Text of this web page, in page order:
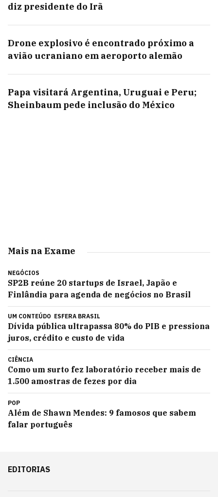
diz presidente do Irã
Drone explosivo é encontrado próximo a
avião ucraniano em aeroporto alemão
Papa visitará Argentina, Uruguai e Peru;
Sheinbaum pede inclusão do México
Mais na Exame
NEGÓCIOS
SP2B reúne 20 startups de Israel, Japão e
Finlândia para agenda de negócios no Brasil
UM CONTEÚDO ESFERA BRASIL
Dívida pública ultrapassa 80% do PIB e pressiona
juros, crédito e custo de vida
CIÊNCIA
Como um surto fez laboratório receber mais de
1.500 amostras de fezes por dia
POP
Além de Shawn Mendes: 9 famosos que sabem
falar português
EDITORIAS